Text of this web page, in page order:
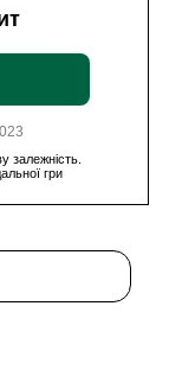
залежність.
гри